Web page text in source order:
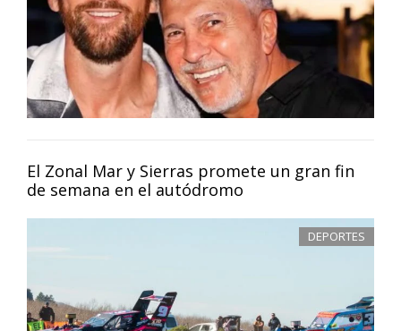
El Zonal Mar y Sierras promete un gran fin
de semana en el autódromo
DEPORTES